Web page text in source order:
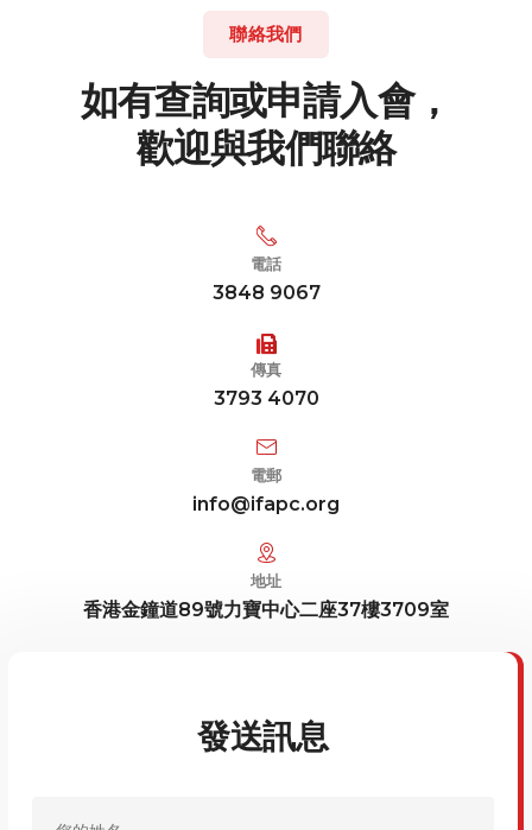
聯絡我們
如有查詢或申請入會，
歡迎與我們聯絡
電話
3848 9067
傳真
3793 4070
電郵
info@ifapc.org
地址
香港金鐘道89號力寶中心二座37樓3709室
發送訊息